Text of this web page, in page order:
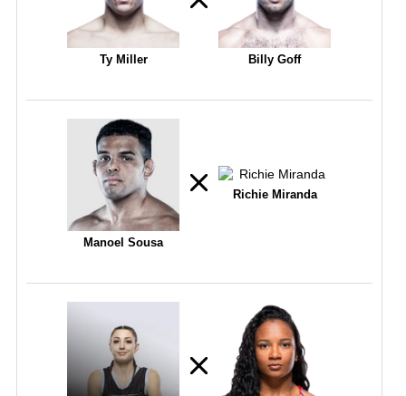
Ty Miller Billy Goff
Manoel Sousa
Richie Miranda